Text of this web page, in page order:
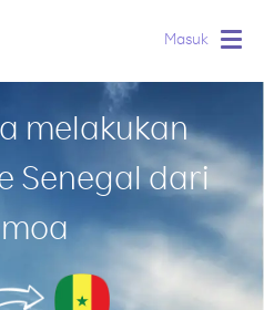
Masuk
melakukan
Senegal dari